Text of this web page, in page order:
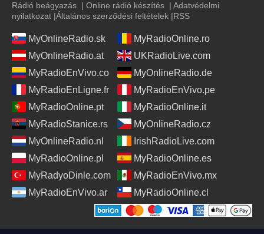
Rádió beágyazás | Online rádió készítés | Adatvédelmi
nyilatkozat |Általános szerződési feltételek |RSS
MyOnlineRadio.sk
MyRadioOnline.ro
MyOnlineRadio.at
UKRadioLive.com
MyRadioEnVivo.co
MyOnlineRadio.de
MyRadioEnLigne.fr
MyRadioEnVivo.pe
MyRadioOnline.pt
MyRadioOnline.it
MyRadioStanice.rs
MyOnlineRadio.cz
MyOnlineRadio.nl
IrishRadioLive.com
MyRadioOnline.pl
MyRadioOnline.es
MyRadyoDinle.com
MyRadioEnVivo.mx
MyRadioEnVivo.ar
MyRadioOnline.cl